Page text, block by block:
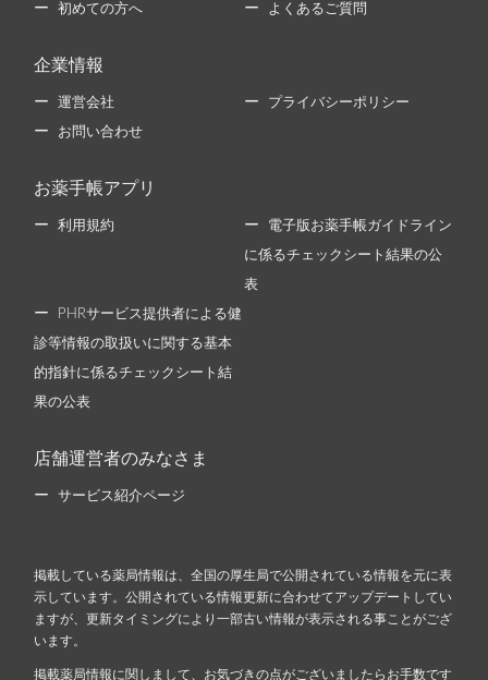
初めての方へ よくあるご質問
企業情報
運営会社 プライバシーポリシー
お問い合わせ
お薬手帳アプリ
利用規約 電子版お薬手帳ガイドライン
に係るチェックシート結果の公
表
PHRサービス提供者による健
診等情報の取扱いに関する基本
的指針に係るチェックシート結
果の公表
店舗運営者のみなさま
サービス紹介ページ
掲載している薬局情報は、全国の厚生局で公開されている情報を元に表
示しています。公開されている情報更新に合わせてアップデートしてい
ますが、更新タイミングにより一部古い情報が表示される事ことがござ
います。
掲載薬局情報に関しまして、お気づきの点がございましたらお手数です